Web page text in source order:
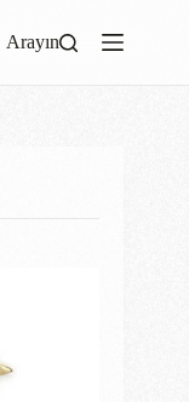
Arayın